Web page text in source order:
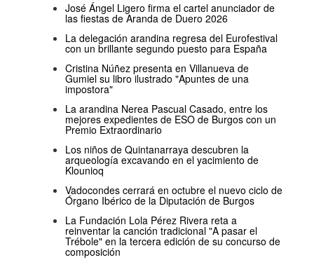
José Ángel Ligero firma el cartel anunciador de
las fiestas de Aranda de Duero 2026
La delegación arandina regresa del Eurofestival
con un brillante segundo puesto para España
Cristina Núñez presenta en Villanueva de
Gumiel su libro ilustrado "Apuntes de una
impostora"
La arandina Nerea Pascual Casado, entre los
mejores expedientes de ESO de Burgos con un
Premio Extraordinario
Los niños de Quintanarraya descubren la
arqueología excavando en el yacimiento de
Klounioq
Vadocondes cerrará en octubre el nuevo ciclo de
Órgano Ibérico de la Diputación de Burgos
La Fundación Lola Pérez Rivera reta a
reinventar la canción tradicional "A pasar el
Trébole" en la tercera edición de su concurso de
composición